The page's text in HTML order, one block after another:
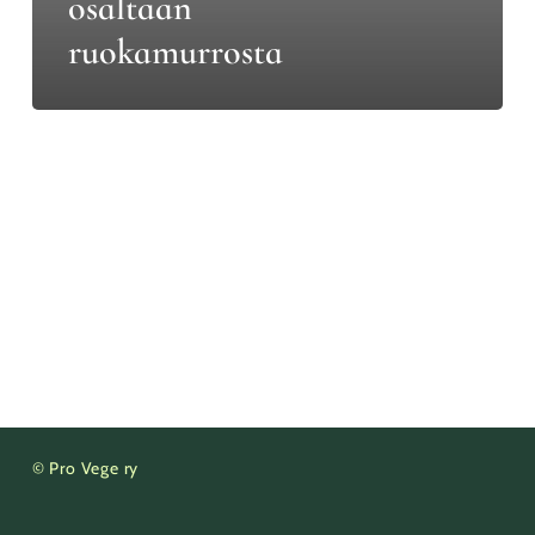
ruokamurrosta
© Pro Vege ry